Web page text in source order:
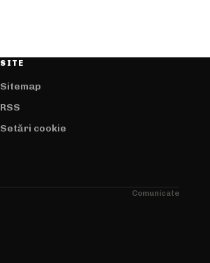
SITE
Sitemap
RSS
Setări cookie
Comunicate